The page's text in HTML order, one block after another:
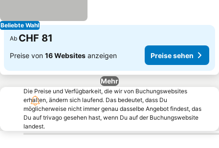
Beliebte Wahl
Ab CHF 81
Preise von 16 Websites anzeigen Preise sehen
Mehr
Die Preise und Verfügbarkeit, die wir von Buchungswebsites
erhalten, ändern sich laufend. Das bedeutet, dass Du
möglicherweise nicht immer genau dasselbe Angebot findest, das
Du auf trivago gesehen hast, wenn Du auf der Buchungswebsite
landest.